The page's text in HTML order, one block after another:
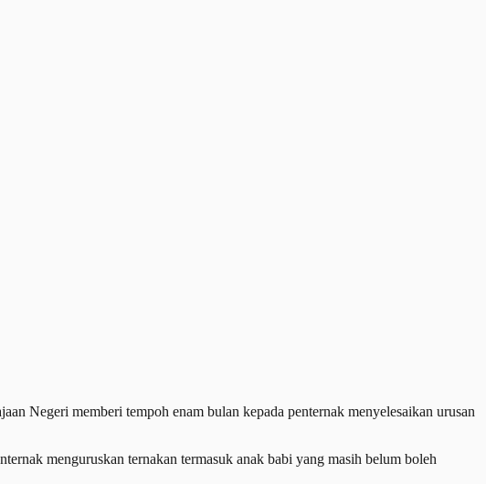
Negeri memberi tempoh enam bulan kepada penternak menyelesaikan urusan
menguruskan ternakan termasuk anak babi yang masih belum boleh